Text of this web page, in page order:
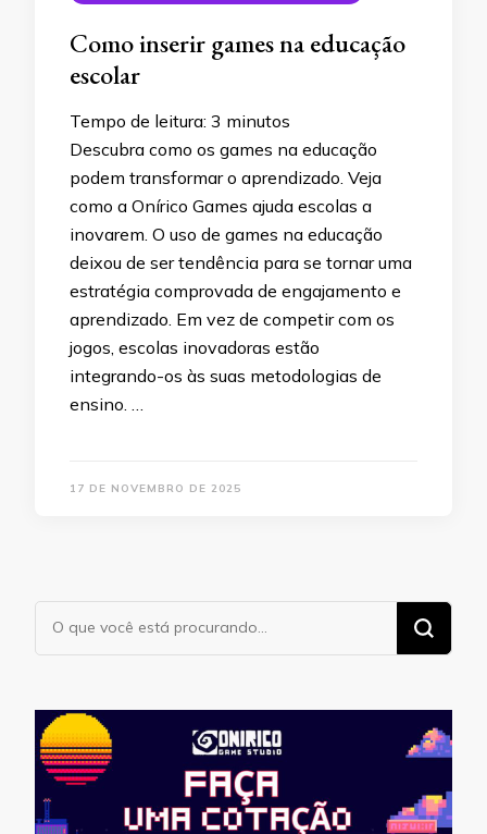
Como inserir games na educação
escolar
Tempo de leitura: 3 minutos
Descubra como os games na educação
podem transformar o aprendizado. Veja
como a Onírico Games ajuda escolas a
inovarem. O uso de games na educação
deixou de ser tendência para se tornar uma
estratégia comprovada de engajamento e
aprendizado. Em vez de competir com os
jogos, escolas inovadoras estão
integrando-os às suas metodologias de
ensino. …
17 DE NOVEMBRO DE 2025
Procurando
algo?